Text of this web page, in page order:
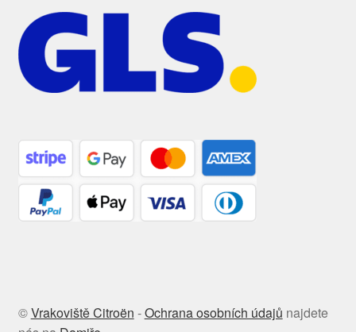
©Vrakoviště Citroën -Ochrana osobních údajů najdete